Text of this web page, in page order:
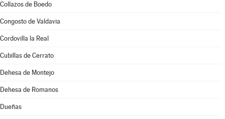
Collazos de Boedo
Congosto de Valdavia
Cordovilla la Real
Cubillas de Cerrato
Dehesa de Montejo
Dehesa de Romanos
Dueñas